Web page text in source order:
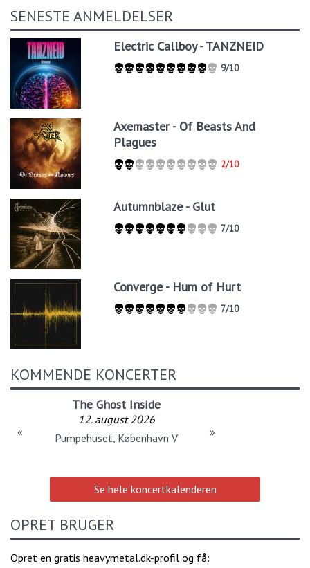
SENESTE ANMELDELSER
Electric Callboy - TANZNEID
9/10
Axemaster - Of Beasts And
Plagues
2/10
Autumnblaze - Glut
7/10
Converge - Hum of Hurt
7/10
KOMMENDE KONCERTER
The Ghost Inside
12. august 2026
Pumpehuset, København V
« »
Se hele koncertkalenderen
OPRET BRUGER
Opret en gratis heavymetal.dk-profil og få: